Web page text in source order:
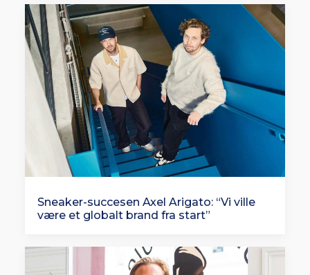
Sneaker-succesen Axel Arigato: “Vi ville
være et globalt brand fra start”